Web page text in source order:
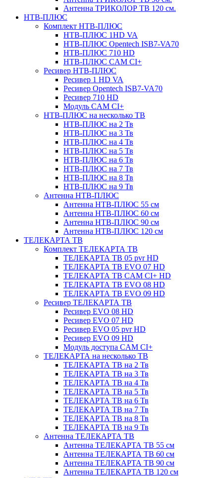
Антенна ТРИКОЛОР ТВ 120 см.
НТВ-ПЛЮС
Комплект НТВ-ПЛЮС
НТВ-ПЛЮС 1HD VA
НТВ-ПЛЮС Opentech ISB7-VA70
НТВ-ПЛЮС 710 HD
НТВ-ПЛЮС CAM CI+
Ресивер НТВ-ПЛЮС
Ресивер 1 HD VA
Ресивер Opentech ISB7-VA70
Ресивер 710 HD
Модуль CAM CI+
НТВ-ПЛЮС на несколько ТВ
НТВ-ПЛЮС на 2 Тв
НТВ-ПЛЮС на 3 Тв
НТВ-ПЛЮС на 4 Тв
НТВ-ПЛЮС на 5 Тв
НТВ-ПЛЮС на 6 Тв
НТВ-ПЛЮС на 7 Тв
НТВ-ПЛЮС на 8 Тв
НТВ-ПЛЮС на 9 Тв
Антенна НТВ-ПЛЮС
Антенна НТВ-ПЛЮС 55 см
Антенна НТВ-ПЛЮС 60 см
Антенна НТВ-ПЛЮС 90 см
Антенна НТВ-ПЛЮС 120 см
ТЕЛЕКАРТА ТВ
Комплект ТЕЛЕКАРТА ТВ
ТЕЛЕКАРТА ТВ 05 pvr HD
ТЕЛЕКАРТА ТВ EVO 07 HD
ТЕЛЕКАРТА ТВ CAM CI+ HD
ТЕЛЕКАРТА ТВ EVO 08 HD
ТЕЛЕКАРТА ТВ EVO 09 HD
Ресивер ТЕЛЕКАРТА ТВ
Ресивер EVO 08 HD
Ресивер EVO 07 HD
Ресивер EVO 05 pvr HD
Ресивер EVO 09 HD
Модуль доступа CAM CI+
ТЕЛЕКАРТА на несколько ТВ
ТЕЛЕКАРТА ТВ на 2 Тв
ТЕЛЕКАРТА ТВ на 3 Тв
ТЕЛЕКАРТА ТВ на 4 Тв
ТЕЛЕКАРТА ТВ на 5 Тв
ТЕЛЕКАРТА ТВ на 6 Тв
ТЕЛЕКАРТА ТВ на 7 Тв
ТЕЛЕКАРТА ТВ на 8 Тв
ТЕЛЕКАРТА ТВ на 9 Тв
Антенна ТЕЛЕКАРТА ТВ
Антенна ТЕЛЕКАРТА ТВ 55 см
Антенна ТЕЛЕКАРТА ТВ 60 см
Антенна ТЕЛЕКАРТА ТВ 90 см
Антенна ТЕЛЕКАРТА ТВ 120 см